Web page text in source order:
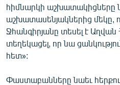
հիմնարկի աշխատակիցները
աշխատասենյակներից մեկը,
Ջհանգիրյանը տեսել է Աղվան
տեղեկացել, որ նա
հետ»:
Փաստաբանները նաեւ